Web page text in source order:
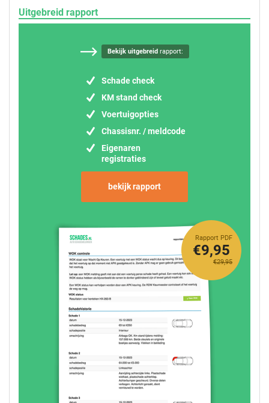
Uitgebreid rapport
Bekijk uitgebreid rapport:
Schade check
KM stand check
Voertuigopties
Chassisnr. / meldcode
Eigenaren
registraties
bekijk rapport
Rapport PDF
€29,95
€9,95